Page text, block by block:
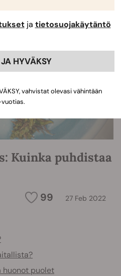
Kuinka puhdistaa
99 27 Feb 2022
huonot puolet
ja tietosuojakäytäntö
HYVÄKSY
vahvistat olevasi vähintään
vuotias.